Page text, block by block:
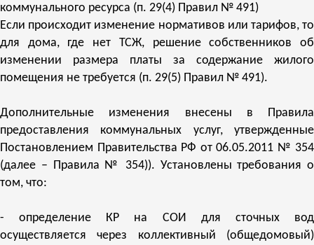
коммунального ресурса (п. 29(4) Правил № 491)
Если происходит изменение нормативов или тарифов, то
для дома, где нет ТСЖ, решение собственников об
изменении размера платы за содержание жилого
помещения не требуется (п. 29(5) Правил № 491).
Дополнительные изменения внесены в Правила
предоставления коммунальных услуг, утвержденные
Постановлением Правительства РФ от 06.05.2011 № 354
(далее – Правила № 354)). Установлены требования о
том, что:
- определение КР на СОИ для сточных вод
осуществляется через коллективный (общедомовый)